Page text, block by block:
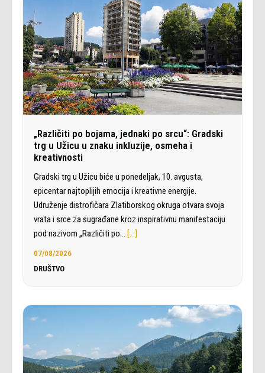
„Različiti po bojama, jednaki po srcu“: Gradski
trg u Užicu u znaku inkluzije, osmeha i
kreativnosti
Gradski trg u Užicu biće u ponedeljak, 10. avgusta,
epicentar najtoplijih emocija i kreativne energije.
Udruženje distrofičara Zlatiborskog okruga otvara svoja
vrata i srce za sugrađane kroz inspirativnu manifestaciju
pod nazivom „Različiti po… […]
07/08/2026
DRUŠTVO